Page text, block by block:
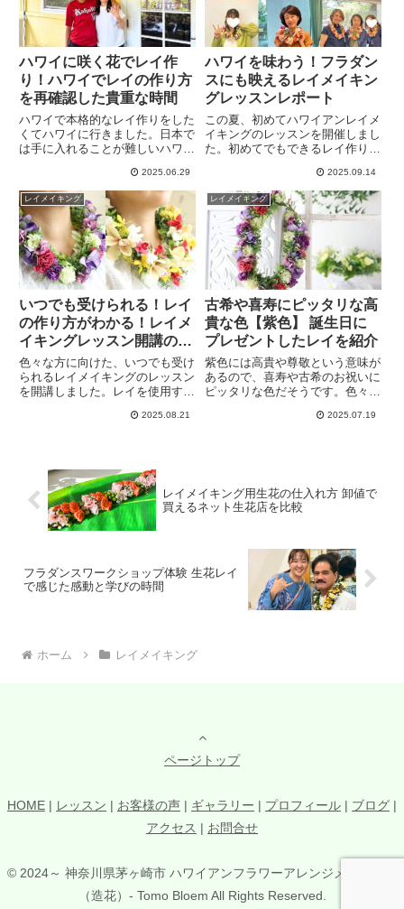
ハワイに咲く花でレイ作
り！ハワイでレイの作り方
を再確認した貴重な時間
ハワイで本格的なレイ作りをした
くてハワイに行きました。日本で
は手に入れることが難しいハワイ
ただいたのはノースショアに住む
Haku lei Haleiwaさん。実際にお
庭に咲く素敵な花で丁寧に教えて
くれました。
2025.06.29
ハワイを味わう！フラダン
スにも映えるレイメイキン
グレッスンレポート
この夏、初めてハワイアンレイメ
イキングのレッスンを開催しまし
た。初めてでもできるレイ作りで
ぴったり。作ったレイを身につけ
て帰っても湘南茅ヶ崎なら全然大
丈夫。レイのレッスンは今後も随
時受け付けております。
2025.09.14
レイメイキング
いつでも受けられる！レイ
の作り方がわかる！レイメ
イキングレッスン開講のお
知らせ
色々な方に向けた、いつでも受け
られるレイメイキングのレッスン
を開講しました。レイを使用する
ッスンコースが選べます。ハワイ
るレッスンもあります。
2025.08.21
レイメイキング
古希や喜寿にピッタリな高
貴な色【紫色】 誕生日に
プレゼントしたレイを紹介
紫色には高貴や尊敬という意味が
あるので、喜寿や古希のお祝いに
ピッタリな色だそうです。色々な
作りたくて、一昨年父の喜寿のお
2025.07.19
レイメイキング用生花の仕入れ方 卸値で
買えるネット生花店を比較
フラダンスワークショップ体験 生花レイ
で感じた感動と学びの時間
ホーム レイメイキング
ページトップ
HOME | レッスン | お客様の声 | ギャラリー | プロフィール | ブログ |
アクセス | お問合せ
© 2024～ 神奈川県茅ヶ崎市 ハワイアンフラワーアレンジメント教室
（造花）- Tomo Bloem All Rights Reserved.